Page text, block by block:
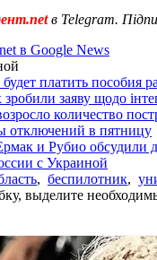
в Telegram.
в Google News
платить пособия
заяву щодо
количество
отключений в пятницу
и Рубио обсудили
с Украиной
, беспилотник,
выделите